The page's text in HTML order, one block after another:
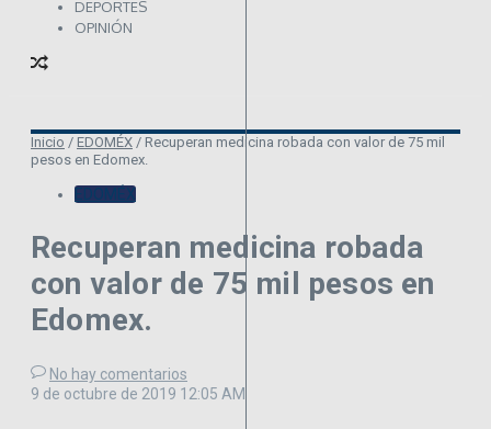
DEPORTES
OPINIÓN
Inicio / EDOMÉX / Recuperan medicina robada con valor de 75 mil
pesos en Edomex.
EDOMÉX
Recuperan medicina robada
con valor de 75 mil pesos en
Edomex.
No hay comentarios
9 de octubre de 2019 12:05 AM